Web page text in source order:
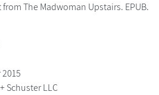
The Madwoman Upstairs. EPUB.
Schuster LLC